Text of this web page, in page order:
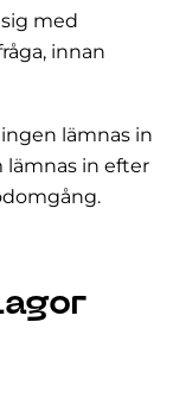
med
innan
lämnas in
lämnas in efter